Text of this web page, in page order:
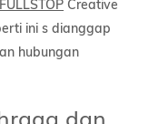
FULLSTOP Creative
ini s dianggap
hubungan
dan